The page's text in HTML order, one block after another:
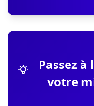
Passez
votre